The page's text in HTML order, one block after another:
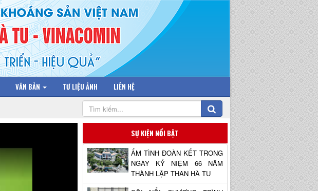
VĂN BẢN TƯ LIỆU ẢNH LIÊN HỆ
SỰ KIỆN NỔI BẬT
ẤM TÌNH ĐOÀN KẾT TRONG
NGÀY KỶ NIỆM 66 NĂM
THÀNH LẬP THAN HÀ TU